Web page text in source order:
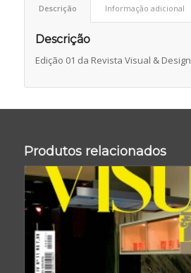
Descrição Informação adicional
Descrição
Edição 01 da Revista Visual & Design
Produtos relacionados